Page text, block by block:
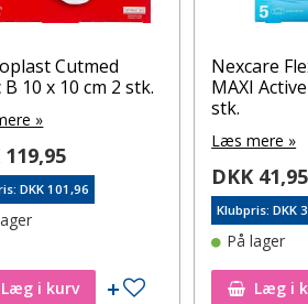
Cutmed
B 10 x 10 cm 2 stk.
»
119,95
DKK 101,96
Læg i kurv Tilføj til ønskeseddel
Nexcare
MAXI
stk.
Læs mere »
DKK 41,95
Klubpris: DKK
På lager
Læg i